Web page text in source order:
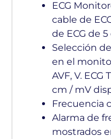
ECG
cable de
de ECG de
Selección
en el
AVF, V. ECG
cm / mV
Frecuencia
Alarma de
mostrados